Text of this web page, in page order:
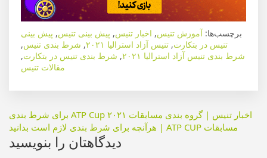
برچسب‌ها: آموزش تنیس, اخبار تنیس, پیش بینی تنیس, پیش بینی
تنیس در بتکارت, تنیس آزاد استرالیا ۲۰۲۱ , شرط بندی تنیس,
شرط بندی تنیس آزاد استرالیا ۲۰۲۱
, شرط بندی تنیس در بتکارت,
مقالات تنیس
راهبری
نوشته
اخبار تنیس | گروه بندی مسابقات ATP Cup ۲۰۲۱ برای شرط بندی
مسابقات ATP CUP | هرآنچه برای شرط بندی لازم است بدانید
دیدگاهتان را بنویسید